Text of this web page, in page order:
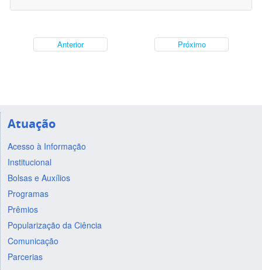
Anterior Próximo
Atuação
Acesso à Informação
Institucional
Bolsas e Auxílios
Programas
Prêmios
Popularização da Ciência
Comunicação
Parcerias